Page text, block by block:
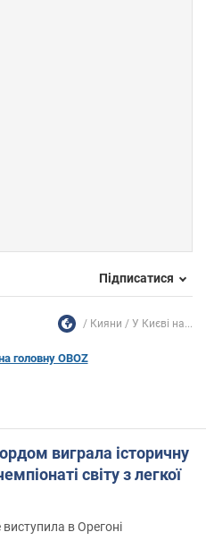
Підписатися
Кияни У Києві на...
головну OBOZ
виграла історичну
світу з легкої
в Орегоні